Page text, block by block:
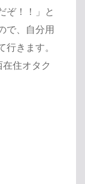
ぞ！！」と
で、自分用
行きます。
住オタク